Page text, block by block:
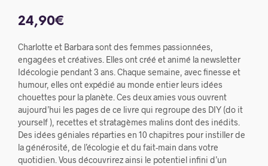
24,90€
Charlotte et Barbara sont des femmes passionnées,
engagées et créatives. Elles ont créé et animé la newsletter
Idécologie pendant 3 ans. Chaque semaine, avec finesse et
humour, elles ont expédié au monde entier leurs idées
chouettes pour la planète. Ces deux amies vous ouvrent
aujourd’hui les pages de ce livre qui regroupe des DIY (do it
yourself ), recettes et stratagèmes malins dont des inédits.
Des idées géniales réparties en 10 chapitres pour instiller de
la générosité, de l’écologie et du fait-main dans votre
quotidien. Vous découvrirez ainsi le potentiel infini d’un